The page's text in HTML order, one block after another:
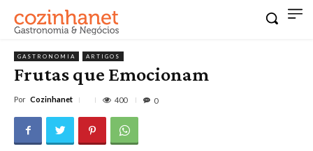
GASTRONOMIA ARTIGOS
Frutas que Emocionam
Por Cozinhanet 400 0